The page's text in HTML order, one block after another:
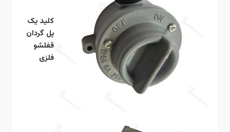
کلید یک
پل گردان
قفلشو
فلزی